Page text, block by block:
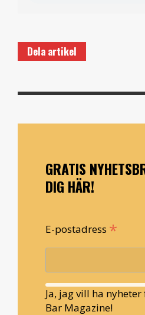
Dela artikel
GRATIS
DIG HÄR!
E-postadress *
Ja, jag vill ha
Bar Magazine!